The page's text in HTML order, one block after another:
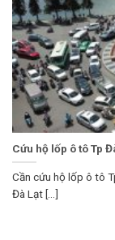
Cứu hộ lốp ô tô Tp
Cần cứu hộ lốp ô tô
Đà Lạt [...]